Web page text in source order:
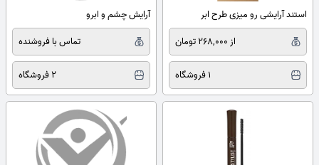
استند آرایشی رو میزی طرح ابر
از 268,000 تومان
1 فروشگاه
آرایش چشم و ابرو
تماس با فروشنده
2 فروشگاه